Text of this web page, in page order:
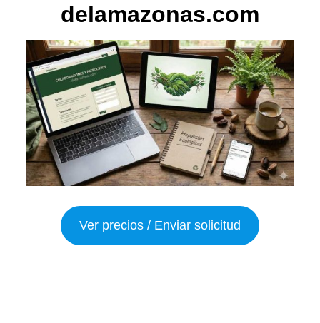
delamazonas.com
Ver precios / Enviar solicitud